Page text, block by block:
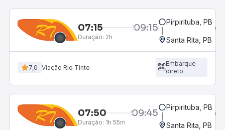
07:15 09:15
Duração: 2h
Pirpirituba, PB
Santa Rita, PB
7,0 Viação Rio Tinto
Embarque
direto
07:50 09:45
Duração: 1h 55m
Pirpirituba, PB
Santa Rita, PB